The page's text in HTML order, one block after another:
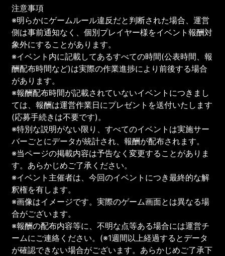
注意事項
※明らかにゲームルール違反だと判断された場合、運営
側は事前通知なく、個別プレイヤー様をイベント報酬対
象外にすることがあります。
※イベント内に記載してあるすべての時間(公表時間、報
酬配布時間など)は実際の作業進捗により前後する場合
があります。
※報酬配布時間が記載されていないイベントにつきまし
ては、報酬は運営作業日にプレゼントを送付いたします
(応募手続きは不要です)。
※特別な説明がない限り、すべてのイベントは実施サー
バーごとにデータが統計され、報酬が配布されます。
※当ページの掲載内容は予告なく変更することがありま
す。あらかじめご了承ください。
※イベント主催者は、今回のイベントにつき最終的な解
釈権を有します。
※画像はイメージです。実際のゲーム画面とは異なる場
合がございます。
※報酬の配布内容等に、不明な点等ある場合には運営チ
ームにご連絡ください。(※1週間以上経過するとデータ
が確認できない場合がございます。あらかじめご了承下